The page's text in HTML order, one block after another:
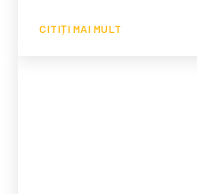
CITIȚI MAI MULT